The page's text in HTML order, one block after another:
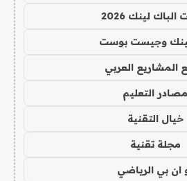
الباك لينك 2026
وجيست بوست
المشاريع العربي
مصادر التعليم
خيال التقنية
مجلة تقنية
ان بي الرياضي